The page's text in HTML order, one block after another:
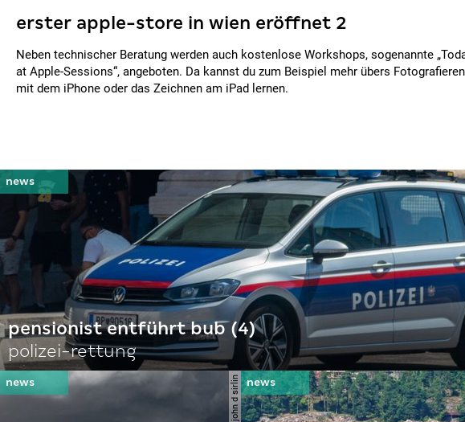
erster apple-store in wien eröffnet 2
Neben technischer Beratung werden auch kostenlose Workshops, sogenannte
at Apple-Sessions“, angeboten. Da kannst du zum Beispiel mehr übers Fotografieren
mit dem iPhone oder das Zeichnen am iPad lernen.
pensionist entführt bub (4)
polizei-rettung